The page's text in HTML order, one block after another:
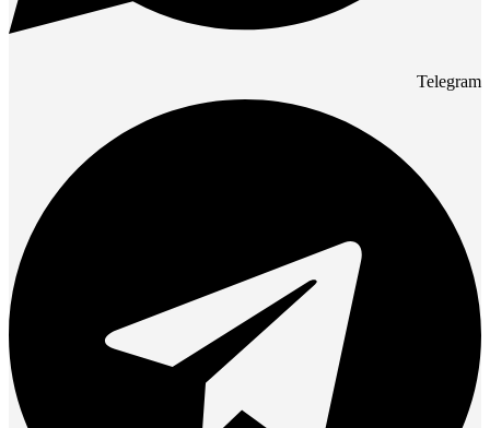
Telegram